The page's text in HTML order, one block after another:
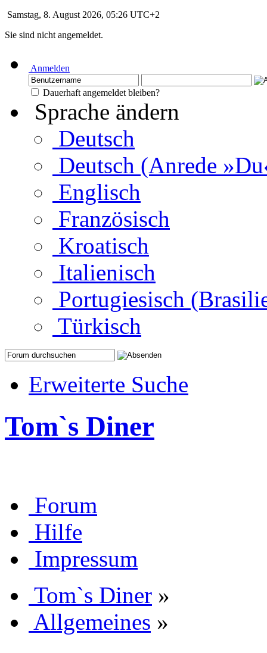
Samstag, 8. August 2026, 05:26 UTC+2
Sie sind nicht angemeldet.
Anmelden
Dauerhaft angemeldet bleiben?
Sprache ändern
Deutsch
Deutsch (Anrede
Englisch
Französisch
Kroatisch
Italienisch
Portugiesisch
Türkisch
Erweiterte Suche
Tom`s Diner
Forum
Hilfe
Impressum
Tom`s Diner »
Allgemeines »